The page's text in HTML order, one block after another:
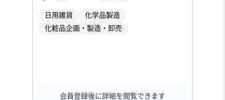
日用雑貨
化学品製造
化粧品企画・製造・卸売
会員登録後に詳細を閲覧できます